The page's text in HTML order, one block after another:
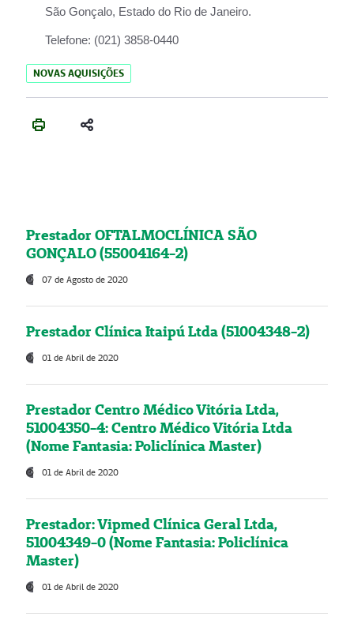
São Gonçalo, Estado do Rio de Janeiro.
Telefone: (021) 3858-0440
NOVAS AQUISIÇÕES
Prestador OFTALMOCLÍNICA SÃO
GONÇALO (55004164-2)
07 de Agosto de 2020
Prestador Clínica Itaipú Ltda (51004348-2)
01 de Abril de 2020
Prestador Centro Médico Vitória Ltda,
51004350-4: Centro Médico Vitória Ltda
(Nome Fantasia: Policlínica Master)
01 de Abril de 2020
Prestador: Vipmed Clínica Geral Ltda,
51004349-0 (Nome Fantasia: Policlínica
Master)
01 de Abril de 2020